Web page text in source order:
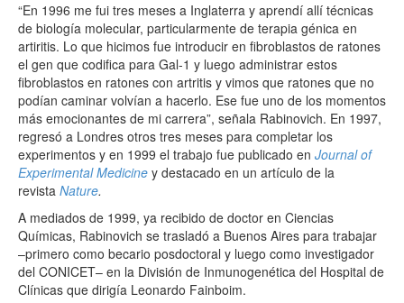
“En 1996 me fui tres meses a Inglaterra y aprendí allí técnicas
de biología molecular, particularmente de terapia génica en
artiritis. Lo que hicimos fue introducir en fibroblastos de ratones
el gen que codifica para Gal-1 y luego administrar estos
fibroblastos en ratones con artritis y vimos que ratones que no
podían caminar volvían a hacerlo. Ese fue uno de los momentos
más emocionantes de mi carrera”, señala Rabinovich. En 1997,
regresó a Londres otros tres meses para completar los
experimentos y en 1999 el trabajo fue publicado en Journal of
Experimental Medicine y destacado en un artículo de la
revista Nature.
A mediados de 1999, ya recibido de doctor en Ciencias
Químicas, Rabinovich se trasladó a Buenos Aires para trabajar
–primero como becario posdoctoral y luego como investigador
del CONICET– en la División de Inmunogenética del Hospital de
Clínicas que dirigía Leonardo Fainboim.